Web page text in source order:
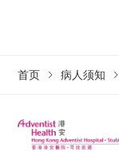
首页 病人须知